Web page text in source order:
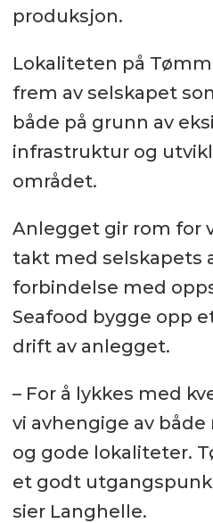
produksjon.
Lokaliteten på
frem av selskapet
både på grunn av
infrastruktur og
området.
Anlegget gir rom for
takt med selskapets
forbindelse med
Seafood bygge opp
drift av anlegget.
– For å lykkes med
vi avhengige av
og gode lokaliteter.
et godt
sier Langhelle.